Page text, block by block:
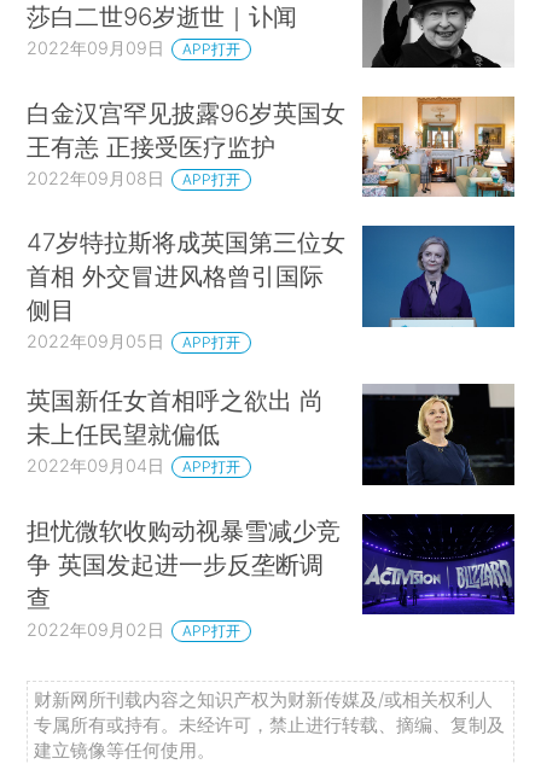
莎白二世96岁逝世｜讣闻
2022年09月09日 APP打开
白金汉宫罕见披露96岁英国女
王有恙 正接受医疗监护
2022年09月08日 APP打开
47岁特拉斯将成英国第三位女
首相 外交冒进风格曾引国际
侧目
2022年09月05日 APP打开
英国新任女首相呼之欲出 尚
未上任民望就偏低
2022年09月04日 APP打开
担忧微软收购动视暴雪减少竞
争 英国发起进一步反垄断调
查
2022年09月02日 APP打开
财新网所刊载内容之知识产权为财新传媒及/或相关权利人
专属所有或持有。未经许可，禁止进行转载、摘编、复制及
建立镜像等任何使用。